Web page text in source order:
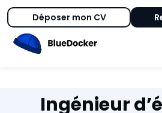
Déposer mon CV
Ingénieur